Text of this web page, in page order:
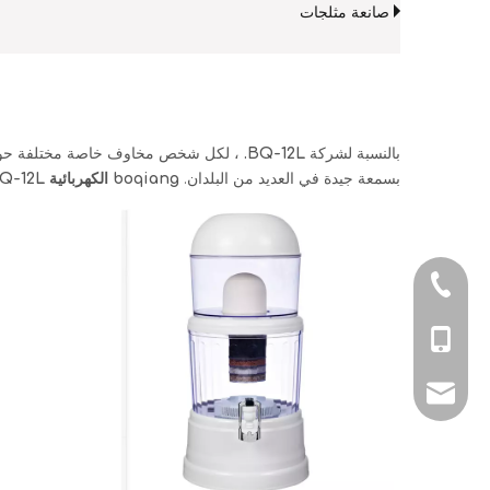
صانعة مثلجات
بالنسبة لشركة BQ-12L.
، لكل شخص مخاوف خاصة مختلفة حوله
بسمعة جيدة في العديد من البلدان. boqiang الكهربائية 12L.
0086-